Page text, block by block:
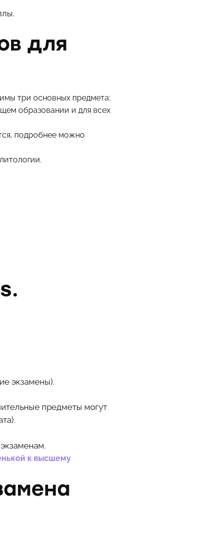
для
три основных предмета:
образовании и для всех
подробнее можно
экзамены).
предметы могут
к высшему